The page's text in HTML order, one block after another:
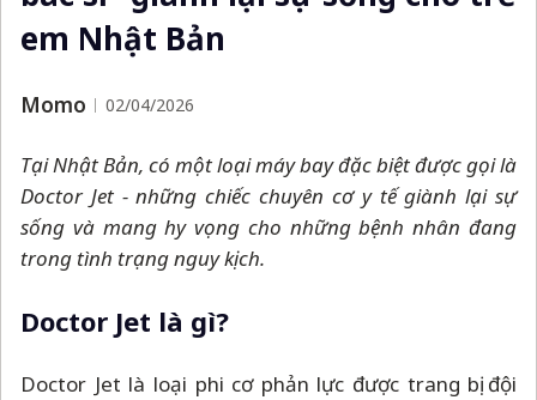
em Nhật Bản
Momo 02/04/2026
Tại Nhật Bản, có một loại máy bay đặc biệt được gọi là
Doctor Jet - những chiếc chuyên cơ y tế giành lại sự
sống và mang hy vọng cho những bệnh nhân đang
trong tình trạng nguy kịch.
Doctor Jet là gì?
Doctor Jet là loại phi cơ phản lực được trang bị đội